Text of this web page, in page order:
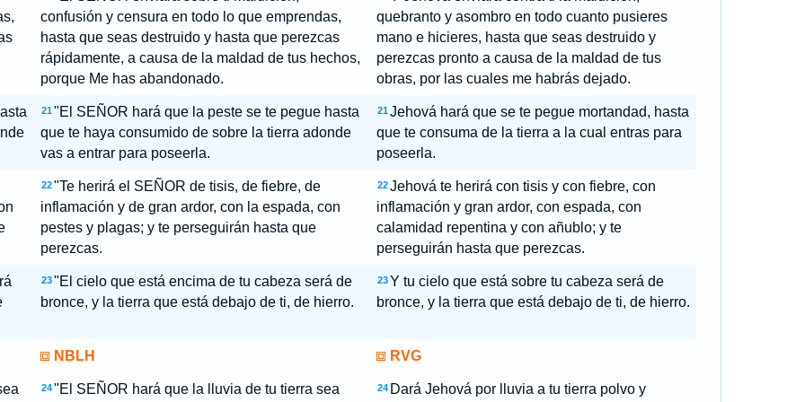
confusión y censura en todo lo que emprendas,
hasta que seas destruido y hasta que perezcas
rápidamente, a causa de la maldad de tus hechos,
porque Me has abandonado.
quebranto y asombro en todo cuanto pusieres
mano e hicieres, hasta que seas destruido y
perezcas pronto a causa de la maldad de tus
obras, por las cuales me habrás dejado.
21 "El SEÑOR hará que la peste se te pegue hasta
que te haya consumido de sobre la tierra adonde
vas a entrar para poseerla.
21 Jehová hará que se te pegue mortandad, hasta
que te consuma de la tierra a la cual entras para
poseerla.
22 "Te herirá el SEÑOR de tisis, de fiebre, de
inflamación y de gran ardor, con la espada, con
pestes y plagas; y te perseguirán hasta que
perezcas.
22 Jehová te herirá con tisis y con fiebre, con
inflamación y gran ardor, con espada, con
calamidad repentina y con añublo; y te
perseguirán hasta que perezcas.
23 "El cielo que está encima de tu cabeza será de
bronce, y la tierra que está debajo de ti, de hierro.
23 Y tu cielo que está sobre tu cabeza será de
bronce, y la tierra que está debajo de ti, de hierro.
NBLH RVG
24 "El SEÑOR hará que la lluvia de tu tierra sea 24 Dará Jehová por lluvia a tu tierra polvo y